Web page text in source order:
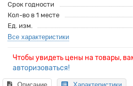
Срок годности
Кол-во в 1 месте
Ед. изм.
Все характеристики
Чтобы увидеть цены на товары,
авторизоваться!